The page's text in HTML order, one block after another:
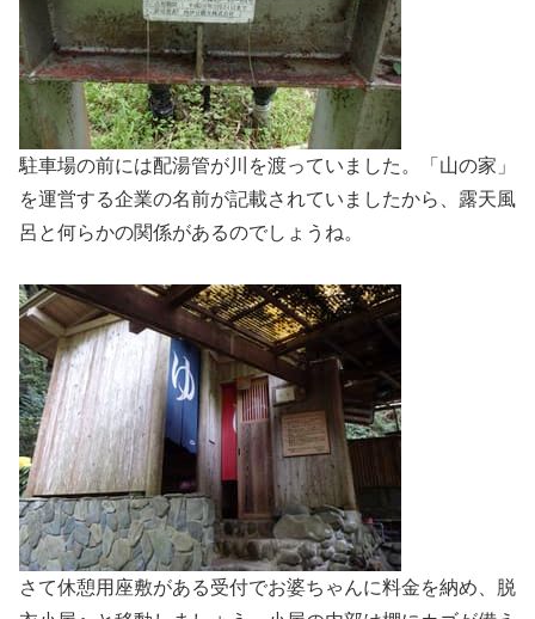
駐車場の前には配湯管が川を渡っていました。「山の家」
を運営する企業の名前が記載されていましたから、露天風
呂と何らかの関係があるのでしょうね。
さて休憩用座敷がある受付でお婆ちゃんに料金を納め、脱